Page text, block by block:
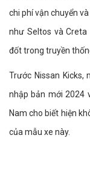
chi phí vận chuyển
như Seltos và
đốt trong truyền
Trước Nissan
nhập bản mới 2024
Nam cho biết hiện
của mẫu xe này.